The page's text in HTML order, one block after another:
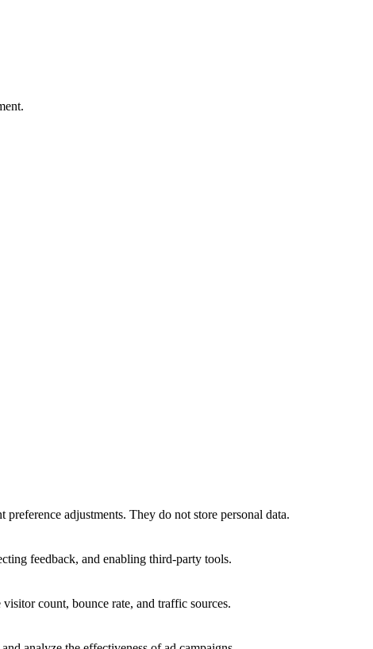
preference adjustments. They do not store personal data.
feedback, and enabling third-party tools.
count, bounce rate, and traffic sources.